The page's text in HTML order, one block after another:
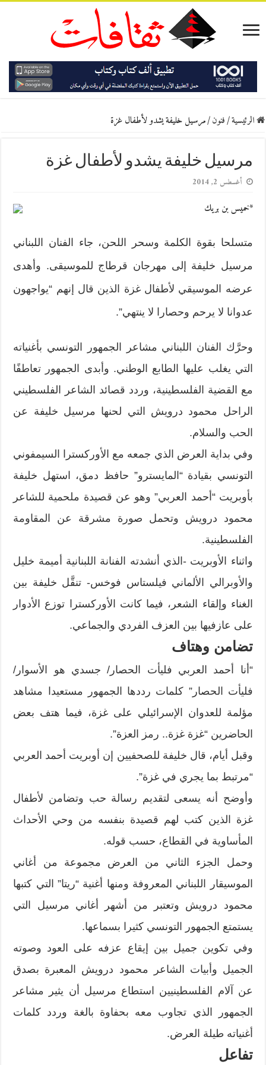
الرئيسية/فنون/مرسيل خليفة يشدو لأطفال غزة
مرسيل خليفة يشدو لأطفال غزة
أغسطس 2, 2014
*خميس بن بريك
متسلحا بقوة الكلمة وسحر اللحن، جاء الفنان اللبناني
مرسيل خليفة إلى مهرجان قرطاج للموسيقى. وأهدى
عرضه الموسيقي لأطفال غزة الذين قال إنهم “يواجهون
عدوانا لا يرحم وحصارا لا ينتهي”.
وحرَّك الفنان اللبناني مشاعر الجمهور التونسي بأغنياته
التي يغلب عليها الطابع الوطني. وأبدى الجمهور تعاطفًا
مع القضية الفلسطينية، وردد قصائد الشاعر الفلسطيني
الراحل محمود درويش التي لحنها مرسيل خليفة عن
الحب والسلام.
وفي بداية العرض الذي جمعه مع الأوركسترا السيمفوني
التونسي بقيادة “المايسترو” حافظ دمق، استهل خليفة
بأوبريت “أحمد العربي” وهو عن قصيدة ملحمية للشاعر
محمود درويش وتحمل صورة مشرقة عن المقاومة
الفلسطينية.
واثناء الأوبريت -الذي أنشدته الفنانة اللبنانية أميمة خليل
والأوبرالي الألماني فيلستاس فوخس- تنقَّل خليفة بين
الغناء وإلقاء الشعر، فيما كانت الأوركسترا توزع الأدوار
على عازفيها بين العزف الفردي والجماعي.
تضامن وهتاف
“أنا أحمد العربي فليأت الحصار/ جسدي هو الأسوار/
فليأت الحصار” كلمات رددها الجمهور مستعيدا مشاهد
مؤلمة للعدوان الإسرائيلي على غزة، فيما هتف بعض
الحاضرين “غزة غزة.. رمز العزة”.
وقبل أيام، قال خليفة للصحفيين إن أوبريت أحمد العربي
“مرتبط بما يجري في غزة”.
وأوضح أنه يسعى لتقديم رسالة حب وتضامن لأطفال
غزة الذين كتب لهم قصيدة بنفسه من وحي الأحداث
المأساوية في القطاع، حسب قوله.
وحمل الجزء الثاني من العرض مجموعة من أغاني
الموسيقار اللبناني المعروفة ومنها أغنية “ريتا” التي كتبها
محمود درويش وتعتبر من أشهر أغاني مرسيل التي
يستمتع الجمهور التونسي كثيرا بسماعها.
وفي تكوين جميل بين إيقاع عزفه على العود وصوته
الجميل وأبيات الشاعر محمود درويش المعبرة بصدق
عن آلام الفلسطينيين استطاع مرسيل أن يثير مشاعر
الجمهور الذي تجاوب معه بحفاوة بالغة وردد كلمات
أغنياته طيلة العرض.
تفاعل